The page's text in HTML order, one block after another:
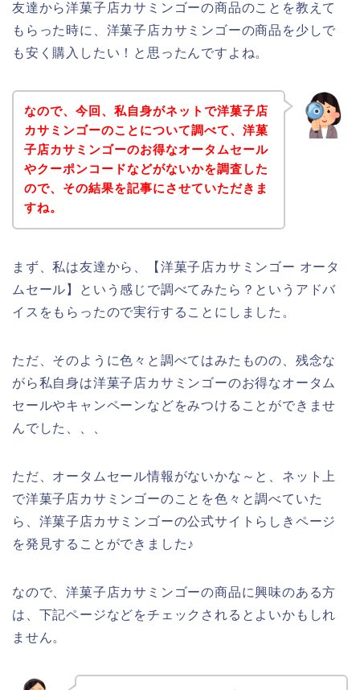
友達から洋菓子店カサミンゴーの商品のことを教えて
もらった時に、洋菓子店カサミンゴーの商品を少しで
も安く購入したい！と思ったんですよね。
なので、今回、私自身がネットで洋菓子店
カサミンゴーのことについて調べて、洋菓
子店カサミンゴーのお得なオータムセール
やクーポンコードなどがないかを調査した
ので、その結果を記事にさせていただきま
すね。
まず、私は友達から、【洋菓子店カサミンゴー オータ
ムセール】という感じで調べてみたら？というアドバ
イスをもらったので実行することにしました。
ただ、そのように色々と調べてはみたものの、残念な
がら私自身は洋菓子店カサミンゴーのお得なオータム
セールやキャンペーンなどをみつけることができませ
んでした、、、
ただ、オータムセール情報がないかな～と、ネット上
で洋菓子店カサミンゴーのことを色々と調べていた
ら、洋菓子店カサミンゴーの公式サイトらしきページ
を発見することができました♪
なので、洋菓子店カサミンゴーの商品に興味のある方
は、下記ページなどをチェックされるとよいかもしれ
ません。